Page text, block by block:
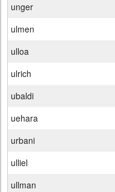
unger
ulmen
ulloa
ulrich
ubaldi
uehara
urbani
ulliel
ullman